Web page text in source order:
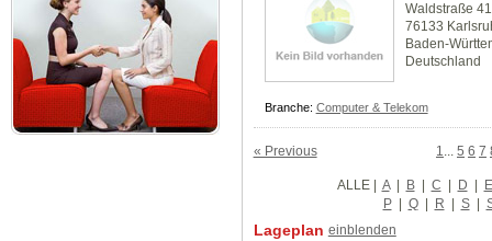
Waldstraße
76133
Baden-
Deutschland
Branche: Computer & Telekom
« Previous 1 5 6 7
ALLE| A | B | C | D | E
P | Q | R | S |
Lageplan einblenden